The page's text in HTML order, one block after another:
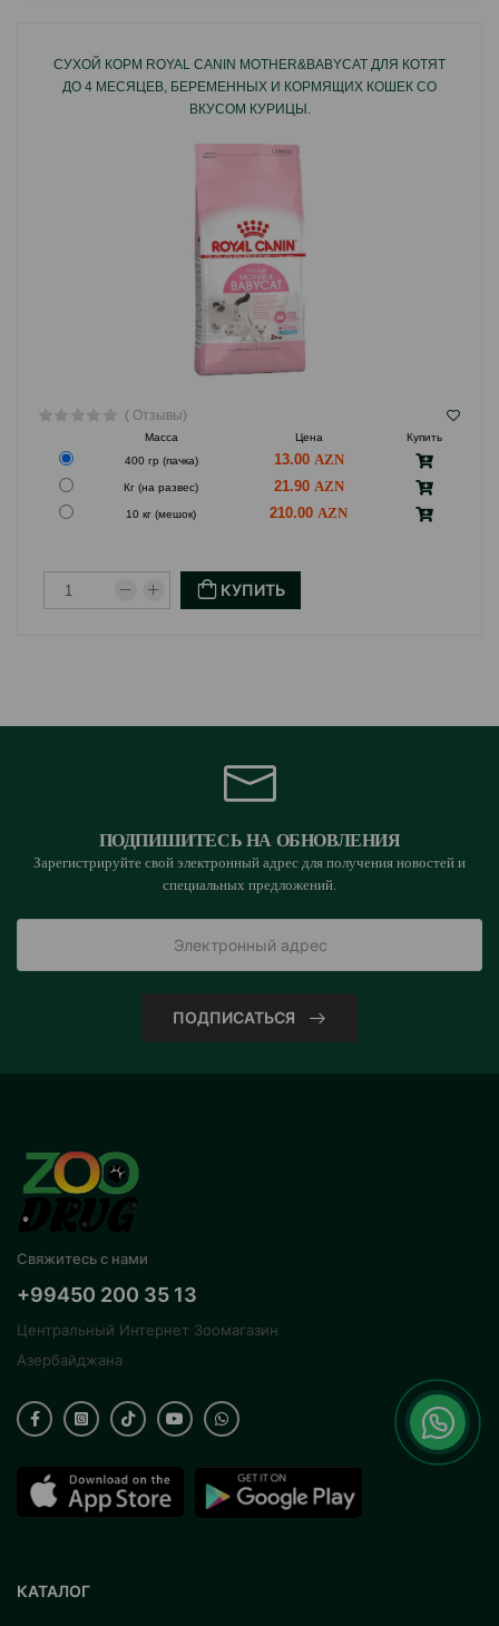
СУХОЙ КОРМ ROYAL CANIN MOTHER&BABYCAT ДЛЯ КОТЯТ
ДО 4 МЕСЯЦЕВ, БЕРЕМЕННЫХ И КОРМЯЩИХ КОШЕК СО
ВКУСОМ КУРИЦЫ.
( Отзывы)
Масса Цена
Купить
400 гр (пачка)
13.00
Кг (на развес) 21.90
10 кг (мешок) 210.00
КУПИТЬ
ПОДПИШИТЕСЬ НА ОБНОВЛЕНИЯ
Зарегистрируйте свой электронный адрес для получения новостей и
специальных предложений.
ПОДПИСАТЬСЯ
Свяжитесь с нами
+99450 200 35 13
Центральный Интернет Зоомагазин
Азербайджана
КАТАЛОГ